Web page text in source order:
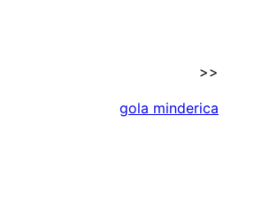
>>
gola minderica